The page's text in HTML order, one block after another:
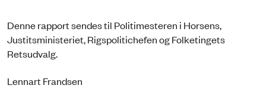
Denne rapport sendes til Politimesteren i Horsens,
Justitsministeriet, Rigspolitichefen og Folketingets
Retsudvalg.
Lennart Frandsen